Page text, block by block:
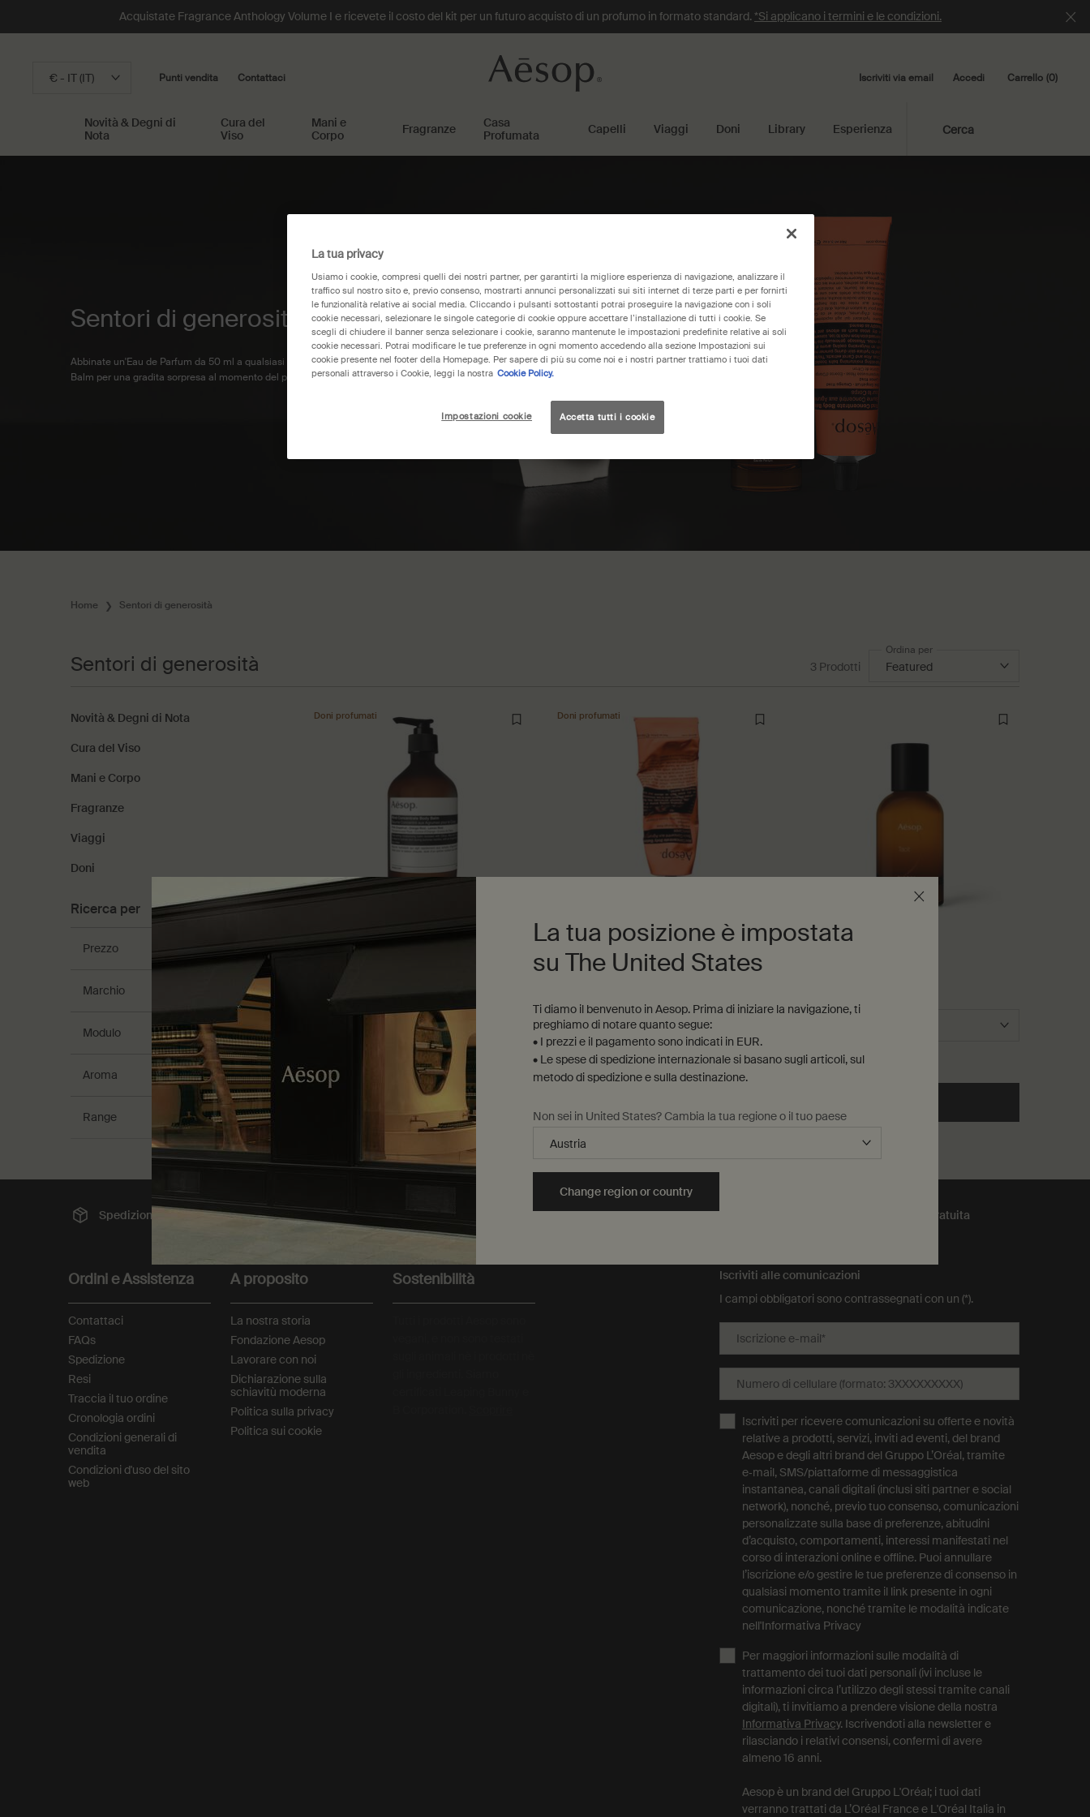
Acquistate Fragrance Anthology Volume I e ricevete il costo del kit per un futuro acquisto di un profumo in formato standard.*Si applicano i termini e le condizioni.
€ - IT (IT) Punti vendita Contattaci Iscriviti via email Accedi Carrello 0
0 product in cart
Novità & Degni di
Nota
Cura del
Viso
Mani e
Corpo
Fragranze
Casa
Profumata
Capelli Viaggi Doni Library Esperienza Cerca
Sentori di generosità
Abbinate un'Eau de Parfum da 50 ml a qualsiasi Body Cleanser o Body
Balm per una gradita sorpresa al momento del pagamento.
Home Sentori di generosità
Sentori di generosità 3 Prodotti
Ordina per
Novità & Degni di Nota
Cura del Viso
Mani e Corpo
Fragranze
Viaggi
Doni
Ricerca per
Prezzo
Marchio
Modulo
Aroma
Range
Doni profumati
Rind Concentrate Body Balm
Seleziona un formato
Aggiungi al carrelloAggiungi Rind Concentrate Body Balm al carrello
Doni profumati
Rind Concentrate Body Balm
Agrumato, fresco
Seleziona un formato
39,00 €
Tacit Eau de Parfum
Seleziona un formato
170,00 €
Spedizione gratuita Pagamento sicuro Campioni omaggio Confezione regalo gratuita
Ordini e Assistenza
Contattaci
FAQs
Spedizione
Resi
Traccia il tuo ordine
Cronologia ordini
Condizioni generali di
vendita
Condizioni d'uso del sito
web
A proposito
La nostra storia
Fondazione Aesop
Lavorare con noi
Dichiarazione sulla
schiavitù moderna
Politica sulla privacy
Politica sui cookie
Sostenibilità
Iscriviti alle comunicazioni
I campi obbligatori sono contrassegnati con un (*).
Iscrizione e-mail*
Numero di cellulare (formato: 3XXXXXXXXX)
Iscriviti per ricevere comunicazioni su offerte e novità
relative a prodotti, servizi, inviti ad eventi, del brand
Aesop e degli altri brand del Gruppo L’Oréal, tramite
e‑mail, SMS/piattaforme di messaggistica
instantanea, canali digitali (inclusi siti partner e social
network), nonché, previo tuo consenso, comunicazioni
personalizzate sulla base di preferenze, abitudini
d’acquisto, comportamenti, interessi manifestati nel
corso di interazioni online e offline. Puoi annullare
l’iscrizione e/o gestire le tue preferenze di consenso in
qualsiasi momento tramite il link presente in ogni
comunicazione, nonché tramite le modalità indicate
nell'Informativa Privacy
Per maggiori informazioni sulle modalità di
trattamento dei tuoi dati personali (ivi incluse le
informazioni circa l’utilizzo degli stessi tramite canali
digitali), ti invitiamo a prendere visione della nostra
Informativa Privacy. Iscrivendoti alla newsletter e
rilasciando i relativi consensi, confermi di avere
almeno 16 anni.
Aesop è un brand del Gruppo L'Oréal; i tuoi dati
verranno trattati da L’Oréal France e L'Oréal Italia in
La tua privacy
Usiamo i cookie, compresi quelli dei nostri partner, per garantirti la migliore esperienza di navigazione, analizzare il
traffico sul nostro sito e, previo consenso, mostrarti annunci personalizzati sui siti internet di terze parti e per fornirti
le funzionalità relative ai social media. Cliccando i pulsanti sottostanti potrai proseguire la navigazione con i soli
cookie necessari, selezionare le singole categorie di cookie oppure accettare l’installazione di tutti i cookie. Se
scegli di chiudere il banner senza selezionare i cookie, saranno mantenute le impostazioni predefinite relative ai soli
cookie necessari. Potrai modificare le tue preferenze in ogni momento accedendo alla sezione Impostazioni sui
cookie presente nel footer della Homepage. Per sapere di più su come noi e i nostri partner trattiamo i tuoi dati
personali attraverso i Cookie, leggi la nostra Cookie Policy.
Impostazioni cookie Accetta tutti i cookie
La tua posizione è impostata
su The United States
Ti diamo il benvenuto in Aesop. Prima di iniziare la navigazione, ti
preghiamo di notare quanto segue:
• I prezzi e il pagamento sono indicati in EUR.
• Le spese di spedizione internazionale si basano sugli articoli, sul
metodo di spedizione e sulla destinazione.
Non sei in United States? Cambia la tua regione o il tuo paese
Change region or country